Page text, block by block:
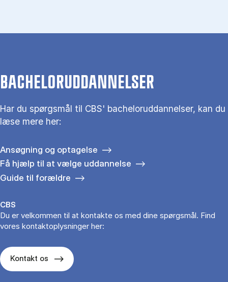
BACHELORUDDANNELSER
Har du spørgsmål til CBS' bacheloruddannelser, kan du
læse mere her:
Ansøgning og optagelse
Få hjælp til at vælge uddannelse
Guide til forældre
CBS
Du er velkommen til at kontakte os med dine spørgsmål. Find
vores kontaktoplysninger her:
Kontakt os